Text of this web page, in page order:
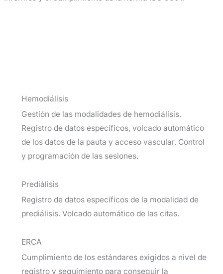
Hemodiálisis
Gestión de las modalidades de hemodiálisis.
Registro de datos específicos, volcado automático
de los datos de la pauta y acceso vascular. Control
y programación de las sesiones.
Prediálisis
Registro de datos específicos de la modalidad de
prediálisis. Volcado automático de las citas.
ERCA
Cumplimiento de los estándares exigidos a nivel de
registro y seguimiento para conseguir la